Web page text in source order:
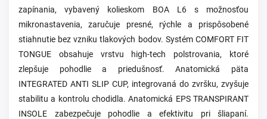
zapínania, vybavený kolieskom BOA L6 s možnosťou
mikronastavenia, zaručuje presné, rýchle a prispôsobené
stiahnutie bez vzniku tlakových bodov. Systém COMFORT FIT
TONGUE obsahuje vrstvu high-tech polstrovania, ktoré
zlepšuje pohodlie a priedušnosť. Anatomická päta
INTEGRATED ANTI SLIP CUP, integrovaná do zvršku, zvyšuje
stabilitu a kontrolu chodidla. Anatomická EPS TRANSPIRANT
INSOLE zabezpečuje pohodlie a efektivitu pri šliapaní.